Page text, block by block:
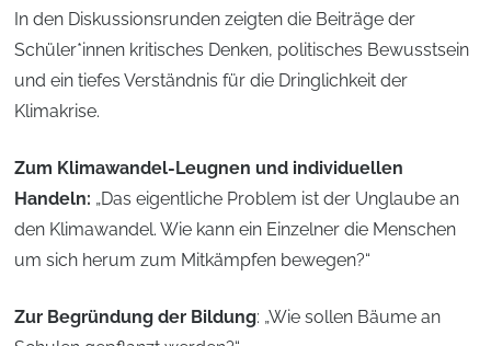
In den Diskussionsrunden zeigten die Beiträge der
Schüler*innen kritisches Denken, politisches Bewusstsein
und ein tiefes Verständnis für die Dringlichkeit der
Klimakrise.
Zum Klimawandel-Leugnen und individuellen
Handeln: „Das eigentliche Problem ist der Unglaube an
den Klimawandel. Wie kann ein Einzelner die Menschen
um sich herum zum Mitkämpfen bewegen?“
Zur Begründung der Bildung: „Wie sollen Bäume an